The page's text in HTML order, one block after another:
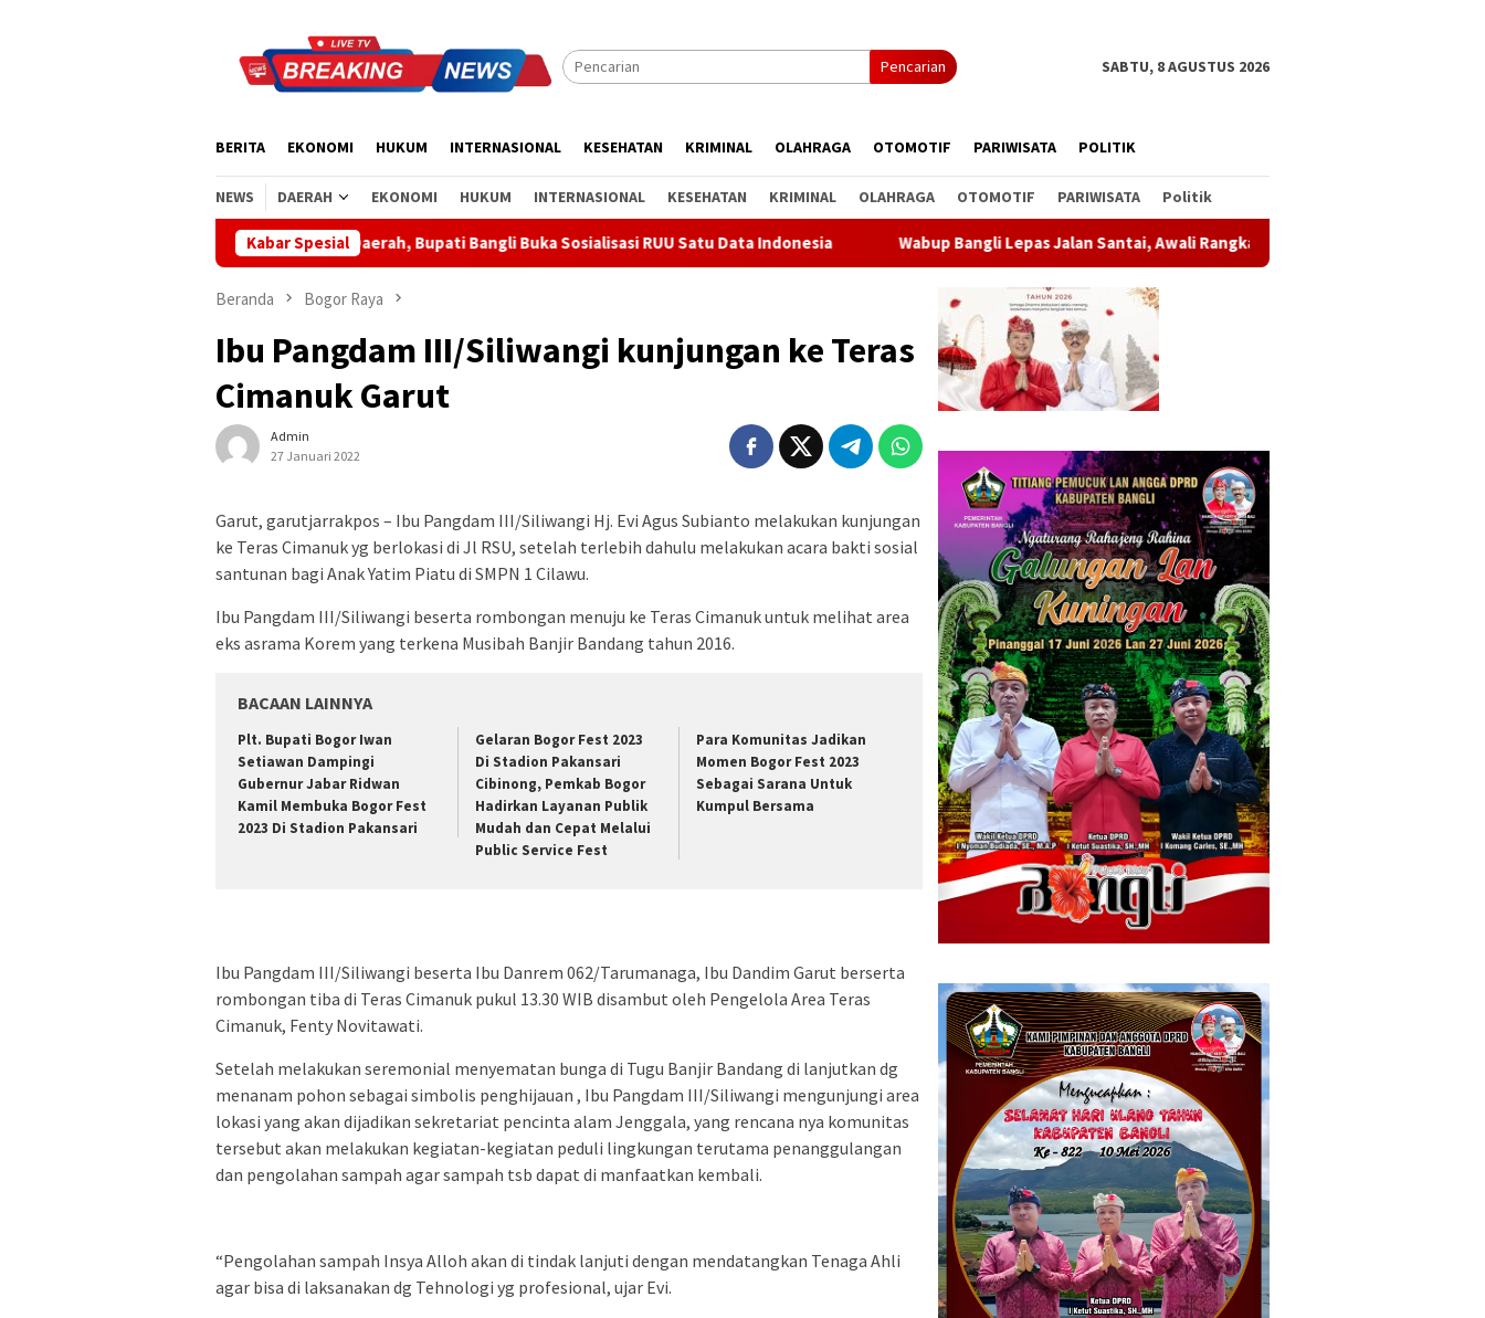
Pencarian SABTU, 8 AGUSTUS 2026
BERITA EKONOMI HUKUM INTERNASIONAL KESEHATAN KRIMINAL OLAHRAGA OTOMOTIF PARIWISATA POLITIK
NEWS DAERAH EKONOMI HUKUM INTERNASIONAL KESEHATAN KRIMINAL OLAHRAGA OTOMOTIF PARIWISATA Politik
Kabar Spesial
Apresiasi Sinergi Pusat-Daerah, Bupati Bangli Buka Sosialisasi RUU Satu Data Indonesia Wabup Bangli Lepas Jalan Santai, Awali Rangkaian Peringatan HUT ke-81 Kemerdekaan RI
Beranda Bogor Raya
Ibu Pangdam III/Siliwangi kunjungan ke Teras
Cimanuk Garut
Admin
27 Januari 2022
Garut, garutjarrakpos – Ibu Pangdam III/Siliwangi Hj. Evi Agus Subianto melakukan kunjungan
ke Teras Cimanuk yg berlokasi di Jl RSU, setelah terlebih dahulu melakukan acara bakti sosial
santunan bagi Anak Yatim Piatu di SMPN 1 Cilawu.
Ibu Pangdam III/Siliwangi beserta rombongan menuju ke Teras Cimanuk untuk melihat area
eks asrama Korem yang terkena Musibah Banjir Bandang tahun 2016.
BACAAN LAINNYA
Plt. Bupati Bogor Iwan
Setiawan Dampingi
Gubernur Jabar Ridwan
Kamil Membuka Bogor Fest
2023 Di Stadion Pakansari
Gelaran Bogor Fest 2023
Di Stadion Pakansari
Cibinong, Pemkab Bogor
Hadirkan Layanan Publik
Mudah dan Cepat Melalui
Public Service Fest
Para Komunitas Jadikan
Momen Bogor Fest 2023
Sebagai Sarana Untuk
Kumpul Bersama
Ibu Pangdam III/Siliwangi beserta Ibu Danrem 062/Tarumanaga, Ibu Dandim Garut berserta
rombongan tiba di Teras Cimanuk pukul 13.30 WIB disambut oleh Pengelola Area Teras
Cimanuk, Fenty Novitawati.
Setelah melakukan seremonial menyematan bunga di Tugu Banjir Bandang di lanjutkan dg
menanam pohon sebagai simbolis penghijauan , Ibu Pangdam III/Siliwangi mengunjungi area
lokasi yang akan dijadikan sekretariat pencinta alam Jenggala, yang rencana nya komunitas
tersebut akan melakukan kegiatan-kegiatan peduli lingkungan terutama penanggulangan
dan pengolahan sampah agar sampah tsb dapat di manfaatkan kembali.
“Pengolahan sampah Insya Alloh akan di tindak lanjuti dengan mendatangkan Tenaga Ahli
agar bisa di laksanakan dg Tehnologi yg profesional, ujar Evi.